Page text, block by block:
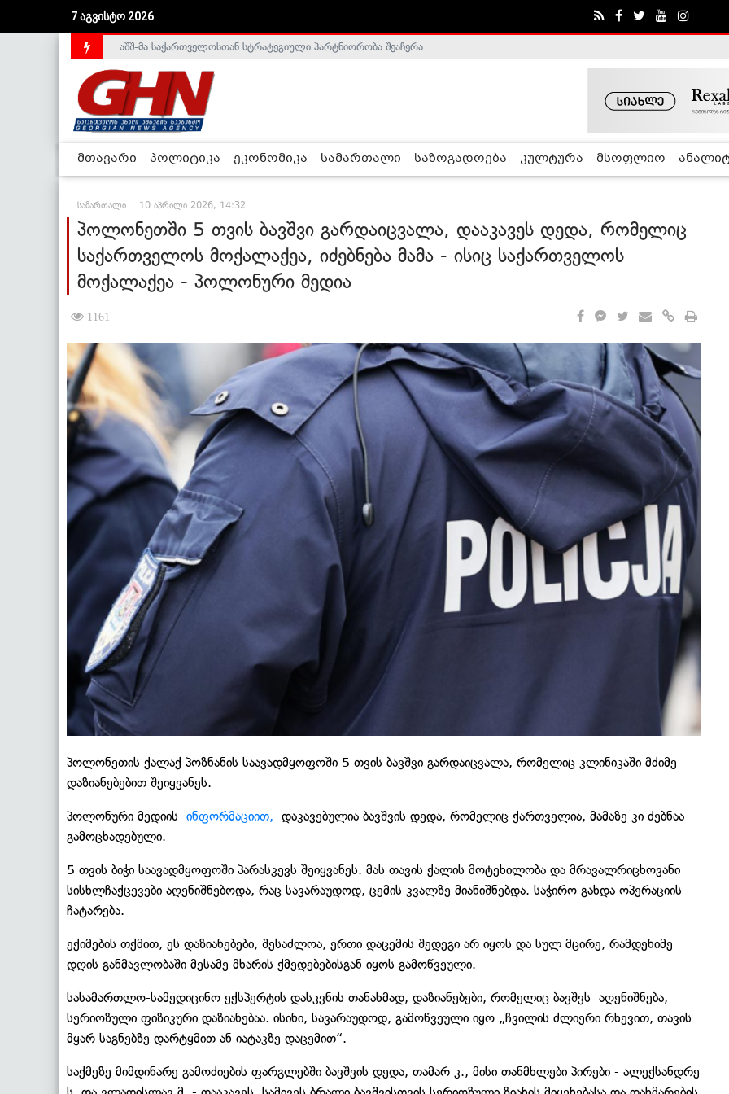
7 აგვისტო 2026
საქართველოს დე-ფაქტო მთავრობა არალეგიტიმურია - ჰელსინკის კომისია
მთავარი პოლიტიკა ეკონომიკა სამართალი საზოგადოება კულტურა მსოფლიო
სამართალი 10 აპრილი 2026, 14:32
პოლონეთში 5 თვის ბავშვი გარდაიცვალა, დააკავეს დედა, რომელიც
საქართველოს მოქალაქეა, იძებნება მამა - ისიც საქართველოს
მოქალაქეა - პოლონური მედია
1161
პოლონეთის ქალაქ პოზნანის საავადმყოფოში 5 თვის ბავშვი გარდაიცვალა, რომელიც კლინიკაში მძიმე
დაზიანებებით შეიყვანეს.
პოლონური მედიის ინფორმაციით, დაკავებულია ბავშვის დედა, რომელიც ქართველია, მამაზე კი ძებნაა
გამოცხადებული.
5 თვის ბიჭი საავადმყოფოში პარასკევს შეიყვანეს. მას თავის ქალის მოტეხილობა და მრავალრიცხოვანი
სისხლჩაქცევები აღენიშნებოდა, რაც სავარაუდოდ, ცემის კვალზე მიანიშნებდა. საჭირო გახდა ოპერაციის
ჩატარება.
ექიმების თქმით, ეს დაზიანებები, შესაძლოა, ერთი დაცემის შედეგი არ იყოს და სულ მცირე, რამდენიმე
დღის განმავლობაში მესამე მხარის ქმედებებისგან იყოს გამოწვეული.
სასამართლო-სამედიცინო ექსპერტის დასკვნის თანახმად, დაზიანებები, რომელიც ბავშვს აღენიშნება,
სერიოზული ფიზიკური დაზიანებაა. ისინი, სავარაუდოდ, გამოწვეული იყო „ჩვილის ძლიერი რხევით, თავის
მყარ საგნებზე დარტყმით ან იატაკზე დაცემით“.
საქმეზე მიმდინარე გამოძიების ფარგლებში ბავშვის დედა, თამარ კ., მისი თანმხლები პირები - ალექსანდრე